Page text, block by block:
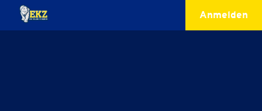
Anmelden